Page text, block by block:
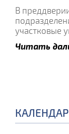
В
участковые
Читать